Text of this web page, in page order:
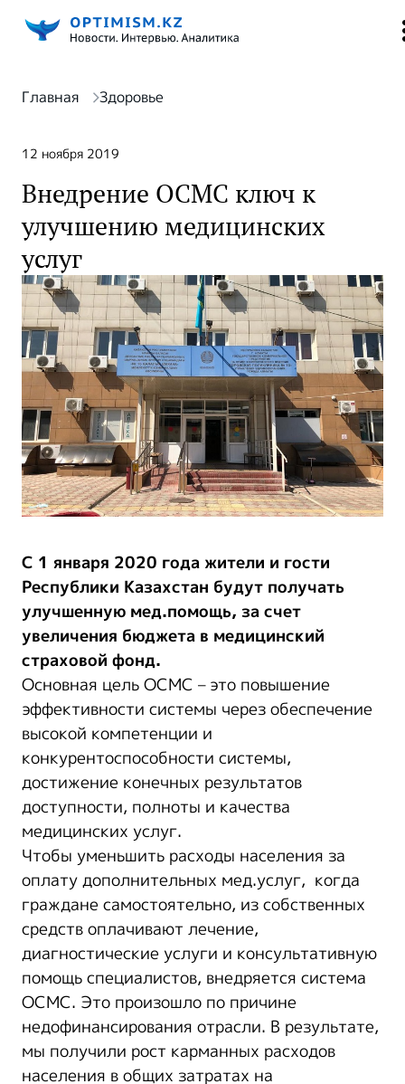
Главная Здоровье
12 ноября 2019
Внедрение ОСМС ключ к
улучшению медицинских
услуг
С 1 января 2020 года жители и гости
Республики Казахстан будут получать
улучшенную мед.помощь, за счет
увеличения бюджета в медицинский
страховой фонд.
Основная цель ОСМС – это повышение
эффективности системы через обеспечение
высокой компетенции и
конкурентоспособности системы,
достижение конечных результатов
доступности, полноты и качества
медицинских услуг.
Чтобы уменьшить расходы населения за
оплату дополнительных мед.услуг, когда
граждане самостоятельно, из собственных
средств оплачивают лечение,
диагностические услуги и консультативную
помощь специалистов, внедряется система
ОСМС. Это произошло по причине
недофинансирования отрасли. В результате,
мы получили рост карманных расходов
населения в общих затратах на